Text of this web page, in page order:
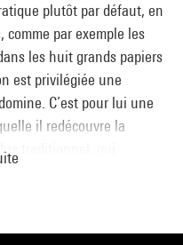
plutôt par défaut, en
par exemple les
les huit grands papiers
est privilégiée une
C’est pour lui une
il redécouvre la
traditionnel, qui